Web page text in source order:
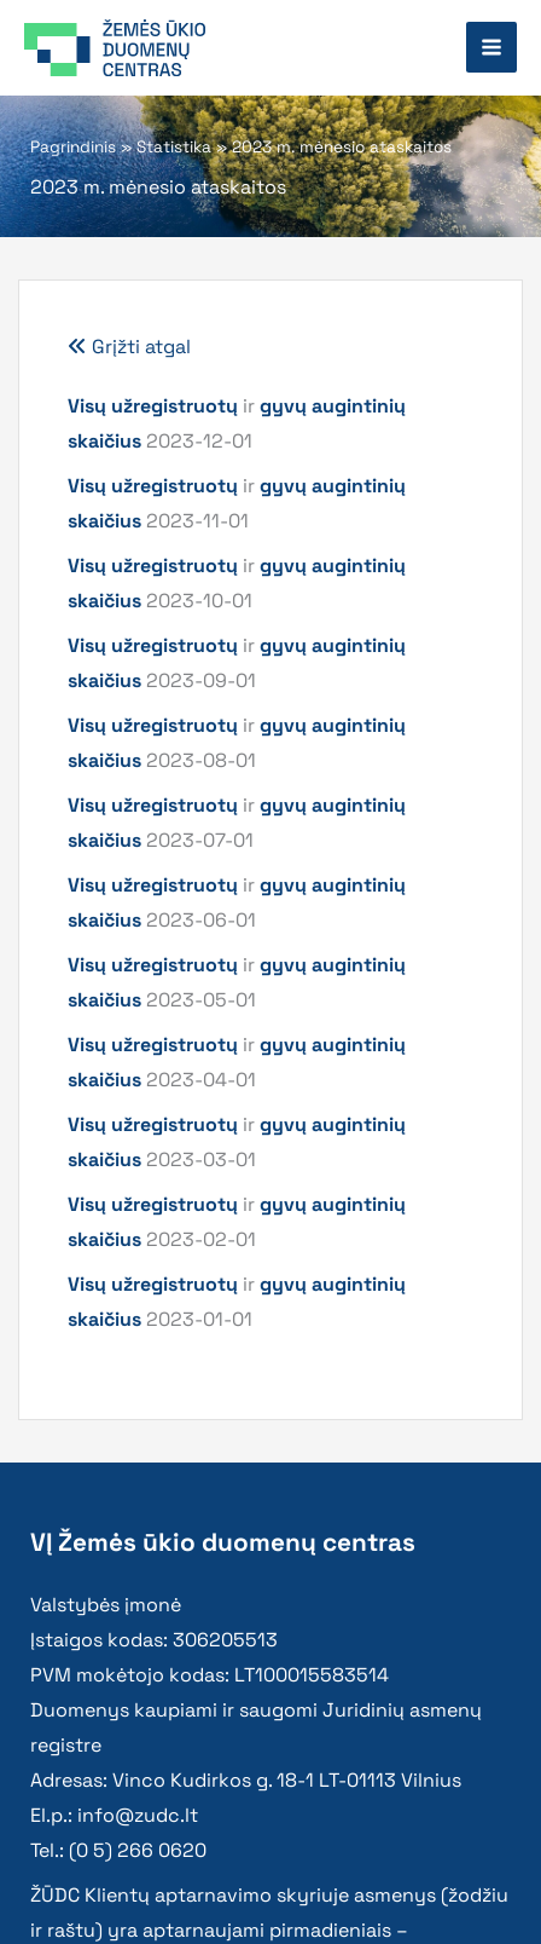
prie
Pagrindinis»Statistika»2023 m. mėnesio ataskaitos
2023 m. mėnesio ataskaitos
Grįžti atgal
Visų užregistruotų irgyvų augintinių
skaičius 2023-12-01
Visų užregistruotų irgyvų augintinių
skaičius 2023-11-01
Visų užregistruotų irgyvų augintinių
skaičius 2023-10-01
Visų užregistruotų irgyvų augintinių
skaičius 2023-09-01
Visų užregistruotų irgyvų augintinių
skaičius 2023-08-01
Visų užregistruotų irgyvų augintinių
skaičius 2023-07-01
Visų užregistruotų irgyvų augintinių
skaičius 2023-06-01
Visų užregistruotų irgyvų augintinių
skaičius 2023-05-01
Visų užregistruotų irgyvų augintinių
skaičius 2023-04-01
Visų užregistruotų irgyvų augintinių
skaičius 2023-03-01
Visų užregistruotų irgyvų augintinių
skaičius 2023-02-01
Visų užregistruotų irgyvų augintinių
skaičius 2023-01-01
VĮ Žemės ūkio duomenų centras
Valstybės įmonė
Įstaigos kodas: 306205513
PVM mokėtojo kodas: LT100015583514
Duomenys kaupiami ir saugomi Juridinių asmenų
registre
Adresas: Vinco Kudirkos g. 18-1 LT-01113 Vilnius
El.p.: info@zudc.lt
Tel.: (0 5) 266 0620
ŽŪDC Klientų aptarnavimo skyriuje asmenys (žodžiu
ir raštu) yra aptarnaujami pirmadieniais –